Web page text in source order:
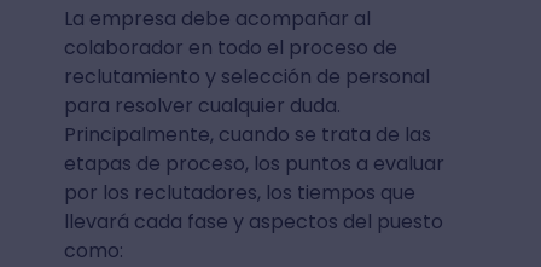
La empresa debe acompañar al
colaborador en todo el proceso de
reclutamiento y selección de personal
para resolver cualquier duda.
Principalmente, cuando se trata de las
etapas de proceso, los puntos a evaluar
por los reclutadores, los tiempos que
llevará cada fase y aspectos del puesto
como: